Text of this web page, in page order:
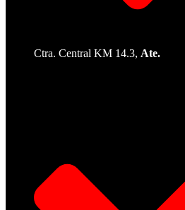
Ctra. Central KM 14.3, Ate.